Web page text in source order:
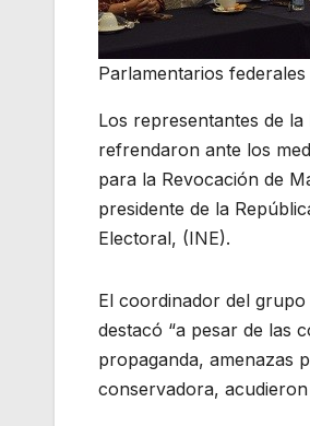
Parlamentarios
Los representantes de
refrendaron ante los
para la Revocación de
presidente de la
Electoral, (INE).
El coordinador del
destacó “a pesar de las
propaganda, amenazas
conservadora,